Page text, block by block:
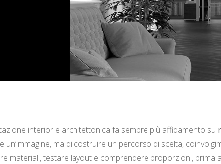
interior e architettonica fa sempre più affidamento su
un’immagine, ma di costruire un percorso di scelta,
materiali, testare layout e comprendere proporzioni,